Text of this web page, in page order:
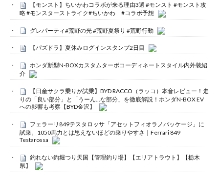
【モンスト】ちいかわコラボが来る理由3選 #モンスト #モンスト攻
略 #モンスターストライク#ちいかわ #コラボ予想
グレパーティ#荒野の光 #荒野夏祭り #荒野行動
【パズドラ】夏休みログインスタンプ2日目
ホンダ新型N-BOXカスタムターボコーディネートスタイル内外装紹
介
【日産サクラ乗りが試乗】BYD RACCO（ラッコ）本音レビュー！走
りの「良い部分」と「うーん…な部分」を徹底解説！ホンダN-BOX EV
への影響も考察【BYD金沢】
フェラーリ849テスタロッサ「アセットフィオラノパッケージ」に
試乗。1050馬力とは思えないほどの乗りやすさ｜Ferrari 849
Testarossa
釣れない釣堀つり天国【管理釣り場】【エリアトラウト】【栃木
県】